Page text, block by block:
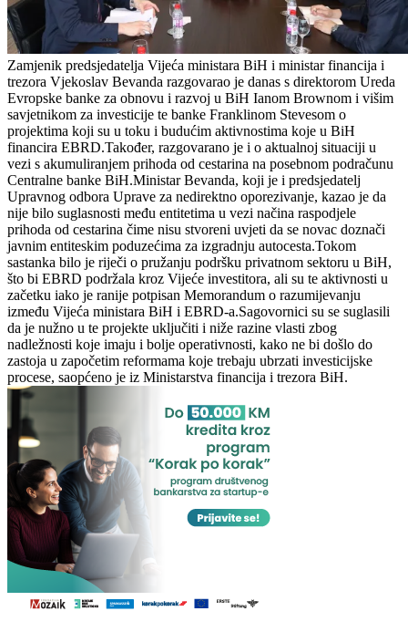
Zamjenik predsjedatelja Vijeća ministara BiH i ministar financija i
trezora Vjekoslav Bevanda razgovarao je danas s direktorom Ureda
Evropske banke za obnovu i razvoj u BiH Ianom Brownom i višim
savjetnikom za investicije te banke Franklinom Stevesom o
projektima koji su u toku i budućim aktivnostima koje u BiH
financira EBRD.Također, razgovarano je i o aktualnoj situaciji u
vezi s akumuliranjem prihoda od cestarina na posebnom podračunu
Centralne banke BiH.Ministar Bevanda, koji je i predsjedatelj
Upravnog odbora Uprave za nedirektno oporezivanje, kazao je da
nije bilo suglasnosti među entitetima u vezi načina raspodjele
prihoda od cestarina čime nisu stvoreni uvjeti da se novac doznači
javnim entiteskim poduzećima za izgradnju autocesta.Tokom
sastanka bilo je riječi o pružanju podršku privatnom sektoru u BiH,
što bi EBRD podržala kroz Vijeće investitora, ali su te aktivnosti u
začetku iako je ranije potpisan Memorandum o razumijevanju
između Vijeća ministara BiH i EBRD-a.Sagovornici su se suglasili
da je nužno u te projekte uključiti i niže razine vlasti zbog
nadležnosti koje imaju i bolje operativnosti, kako ne bi došlo do
zastoja u započetim reformama koje trebaju ubrzati investicijske
procese, saopćeno je iz Ministarstva financija i trezora BiH.